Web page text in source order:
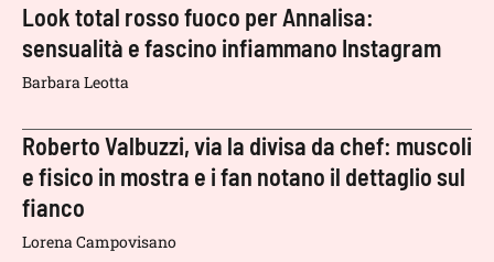
Look total rosso fuoco per Annalisa:
sensualità e fascino infiammano Instagram
Barbara Leotta
Roberto Valbuzzi, via la divisa da chef: muscoli
e fisico in mostra e i fan notano il dettaglio sul
fianco
Lorena Campovisano